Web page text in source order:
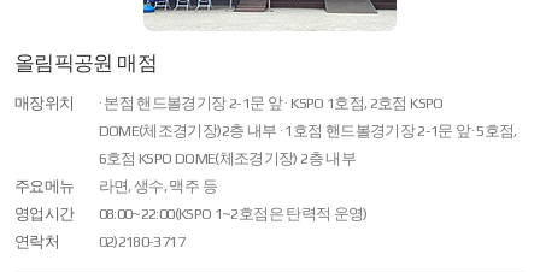
올림픽공원 매점
매장위치 · 본점 핸드볼경기장 2-1문 앞· KSPO 1호점, 2호점 KSPO
DOME(체조경기장)2층 내부 · 1호점 핸드볼경기장 2-1문 앞· 5호점,
6호점 KSPO DOME(체조경기장) 2층 내부
주요메뉴
라면, 생수, 맥주 등
영업시간
08:00~22:00(KSPO 1~2호점은 탄력적 운영)
연락처
02)2180-3717